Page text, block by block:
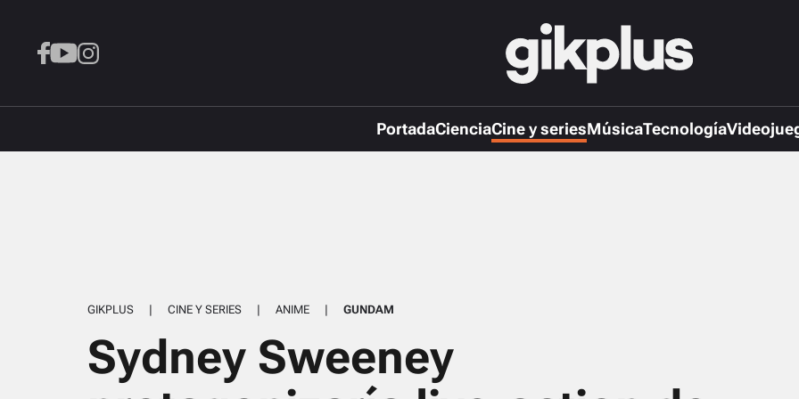
PortadaCienciaCine y seriesMúsicaTecnología
GIKPLUS | CINE Y SERIES | ANIME | GUNDAM
Sydney Sweeney